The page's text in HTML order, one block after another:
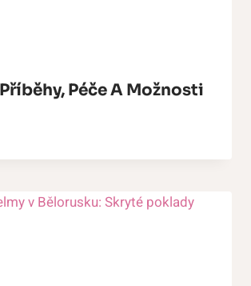
Péče A Možnosti